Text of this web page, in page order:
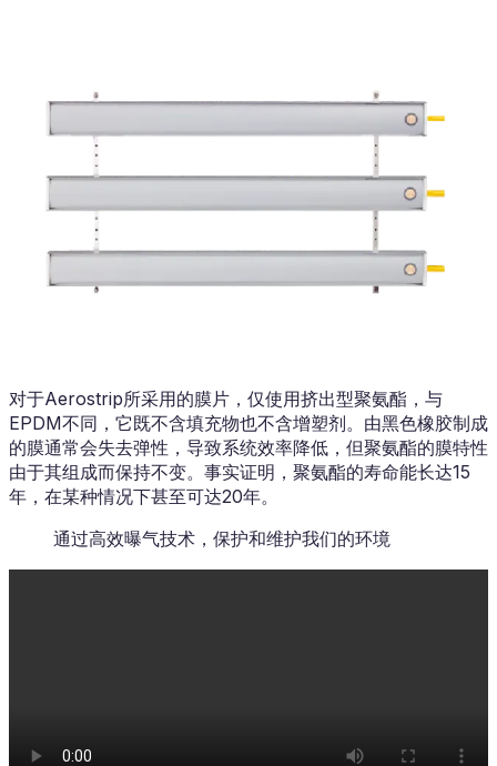
对于Aerostrip所采用的膜片，仅使用挤出型聚氨酯，与
EPDM不同，它既不含填充物也不含增塑剂。由黑色橡胶制成
的膜通常会失去弹性，导致系统效率降低，但聚氨酯的膜特性
由于其组成而保持不变。事实证明，聚氨酯的寿命能长达15
年，在某种情况下甚至可达20年。
通过高效曝气技术，保护和维护我们的环境